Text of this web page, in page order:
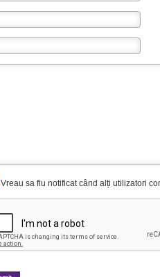
Vreau sa fiu notificat când alți utilizatori